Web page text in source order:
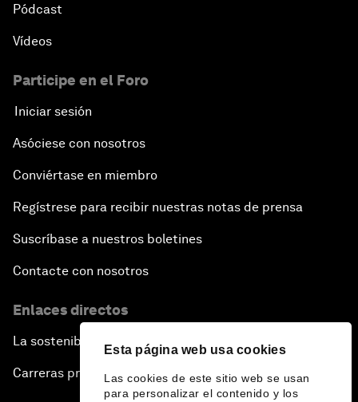
Esta página web usa cookies
Las cookies de este sitio web se usan
para personalizar el contenido y los
Pódcast
Vídeos
Participe en el Foro
Iniciar sesión
Asóciese con nosotros
Conviértase en miembro
Regístrese para recibir nuestras notas de prensa
Suscríbase a nuestros boletines
Contacte con nosotros
Enlaces directos
La sostenibilidad en el Foro
Carreras profesionales